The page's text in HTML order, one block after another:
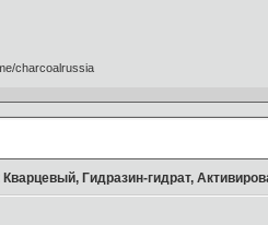
charcoalrussia
Гидразин-гидрат,